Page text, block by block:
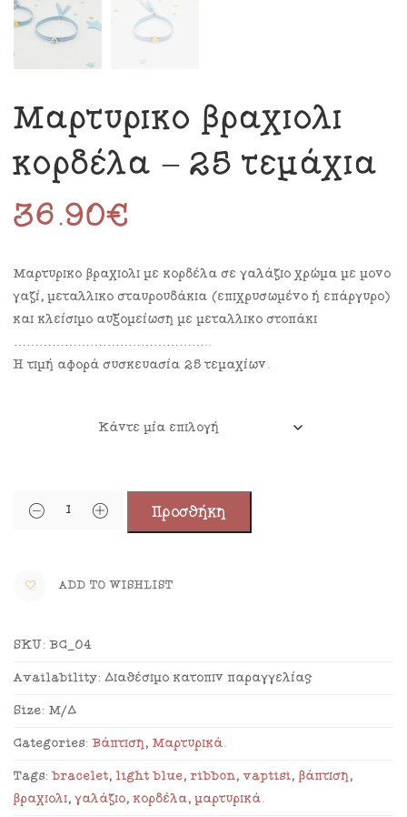
Μαρτυρικό βραχιόλι
κορδέλα – 25 τεμάχια
36.90€
Μαρτυρικό βραχιόλι με κορδέλα σε γαλάζιο χρώμα με μονό
γαζί, μεταλλικό σταυρουδάκια (επιχρυσωμένο ή επάργυρο)
και κλείσιμο αυξομείωση με μεταλλικό στοπάκι
………………………………………..
Η τιμή αφορά συσκευασία 25 τεμαχίων.
Προσθήκη
ADD TO WISHLIST
SKU: BC_04
Availability: Διαθέσιμο κατόπιν παραγγελίας
Size: Μ/Δ
Categories: Βάπτιση, Μαρτυρικά.
Tags: bracelet,light blue,ribbon,vaptisi, βάπτιση,
βραχιόλι,γαλάζιο,κορδέλα,μαρτυρικά.